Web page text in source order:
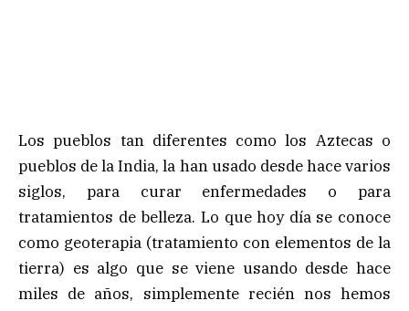
Los pueblos tan diferentes como los Aztecas o
pueblos de la India, la han usado desde hace varios
siglos, para curar enfermedades o para
tratamientos de belleza. Lo que hoy día se conoce
como geoterapia (tratamiento con elementos de la
tierra) es algo que se viene usando desde hace
miles de años, simplemente recién nos hemos